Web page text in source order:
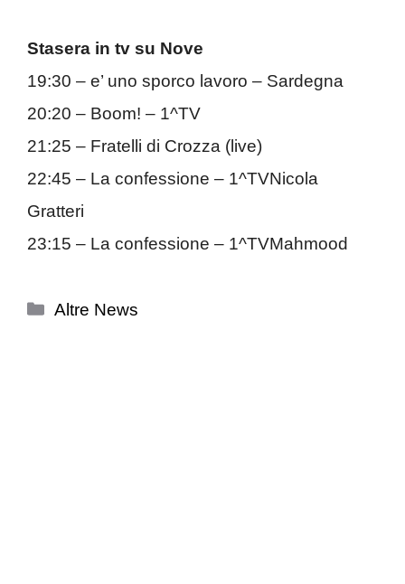
Stasera in tv su Nove
19:30 – e’ uno sporco lavoro – Sardegna
20:20 – Boom! – 1^TV
21:25 – Fratelli di Crozza (live)
22:45 – La confessione – 1^TVNicola
Gratteri
23:15 – La confessione – 1^TVMahmood
Categorie
Altre News